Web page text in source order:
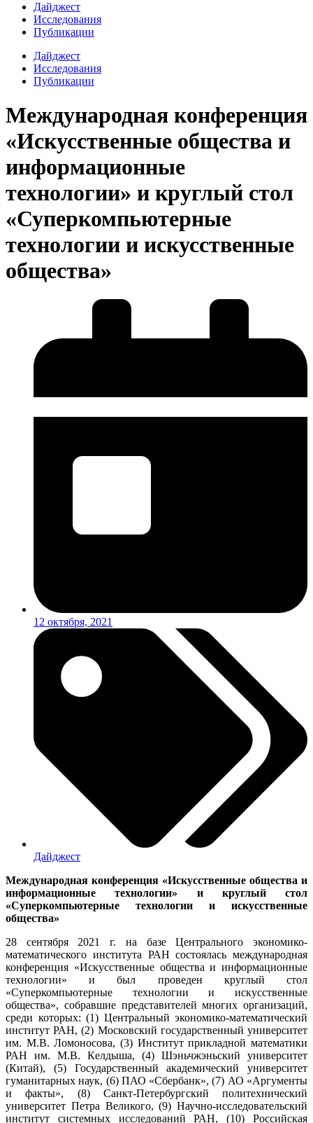
Дайджест
Исследования
Публикации
Дайджест
Исследования
Публикации
Международная конференция
«Искусственные общества и
информационные
технологии» и круглый стол
«Суперкомпьютерные
технологии и искусственные
общества»
12 октября, 2021
Дайджест
Международная конференция «Искусственные общества и
информационные технологии» и круглый стол
«Суперкомпьютерные технологии и искусственные
общества»
28 сентября 2021 г. на базе Центрального экономико-
математического института РАН состоялась международная
конференция «Искусственные общества и информационные
технологии» и был проведен круглый стол
«Суперкомпьютерные технологии и искусственные
общества», собравшие представителей многих организаций,
среди которых: (1) Центральный экономико-математический
институт РАН, (2) Московский государственный университет
им. М.В. Ломоносова, (3) Институт прикладной математики
РАН им. М.В. Келдыша, (4) Шэньчжэньский университет
(Китай), (5) Государственный академический университет
гуманитарных наук, (6) ПАО «Сбербанк», (7) АО «Аргументы
и факты», (8) Санкт-Петербургский политехнический
университет Петра Великого, (9) Научно-исследовательский
институт системных исследований РАН, (10) Российская